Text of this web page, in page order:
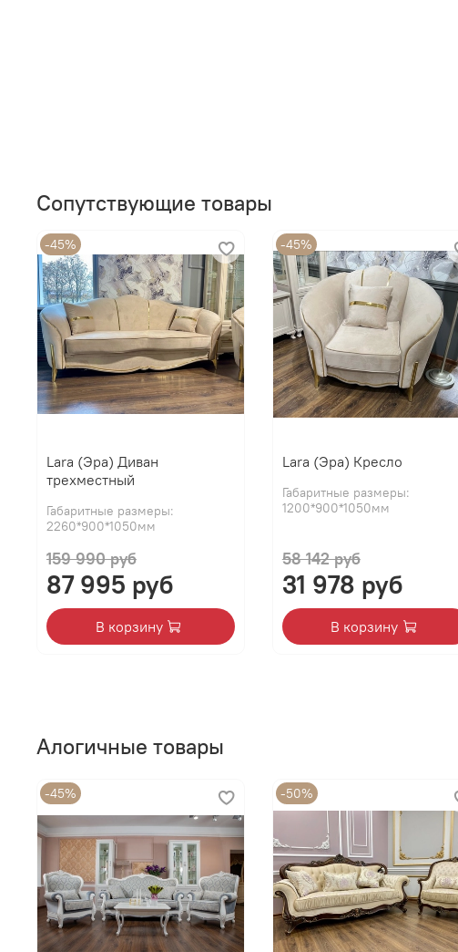
Сопутствующие товары
-45%
Lara (Эра) Диван
трехместный
Габаритные размеры:
2260*900*1050мм
159 990 руб
87 995 руб
В корзину
-45%
Lara (Эра) Кресло
Габаритные размеры:
1200*900*1050мм
58 142 руб
31 978 руб
В корзину
Алогичные товары
-45% -50%